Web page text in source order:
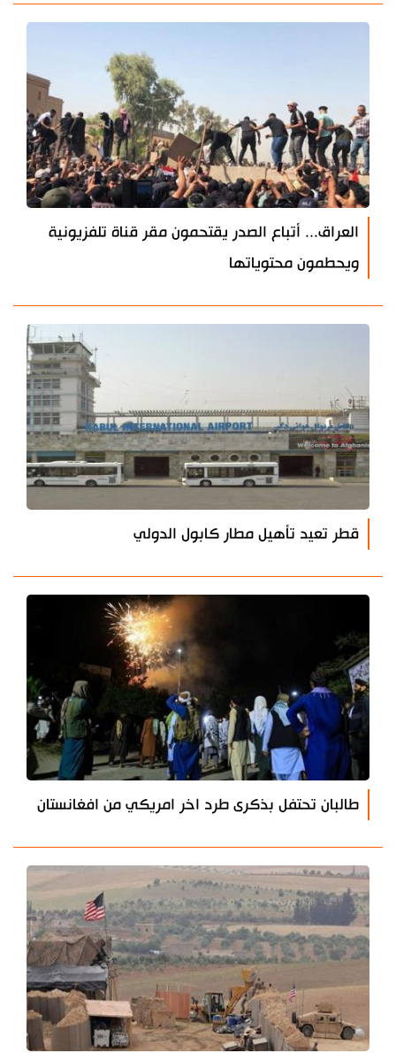
العراق... أتباع الصدر يقتحمون مقر قناة تلفزيونية
ويحطمون محتوياتها
قطر تعيد تأهيل مطار كابول الدولي
طالبان تحتفل بذكرى طرد اخر امريكي من افغانستان